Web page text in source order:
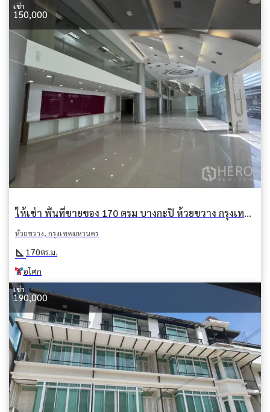
เช่า
150,000
ให้เช่า พื้นที่ขายของ 170 ตรม บางกะปิ ห้วยขวาง กรุงเทพมหานคร BTS อโศก
ห้วยขวาง, กรุงเทพมหานคร
square_foot 170ตร.ม.
อโศก
เช่า
190,000